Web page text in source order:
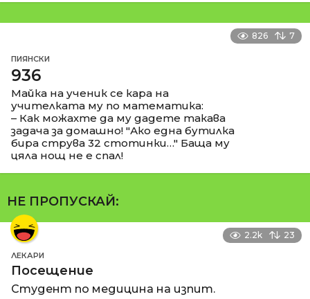
826 7
ПИЯНСКИ
936
Майка на ученик се кара на
учителката му по математика:
– Как можахте да му дадете такава
задача за домашно! "Ако една бутилка
бира струва 32 стотинки…" Баща му
цяла нощ не е спал!
НЕ ПРОПУСКАЙ:
2.2k 23
ЛЕКАРИ
Посещение
Студент по медицина на изпит.